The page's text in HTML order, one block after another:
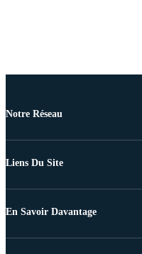
Notre Réseau
Liens Du Site
En Savoir Davantage